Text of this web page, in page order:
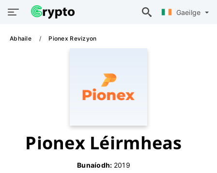
Gaeilge
Abhaile Pionex Revizyon
Pionex Léirmheas
Bunaíodh: 2019